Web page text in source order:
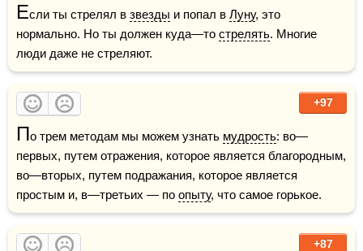
Если ты стрелял в звезды и попал в Луну, это
нормально. Но ты должен куда—то стрелять. Многие
люди даже не стреляют.
+97
По трем методам мы можем узнать мудрость: во—
первых, путем отражения, которое является благородным,
во—вторых, путем подражания, которое является
простым и, в—третьих — по опыту, что самое горькое.
+87